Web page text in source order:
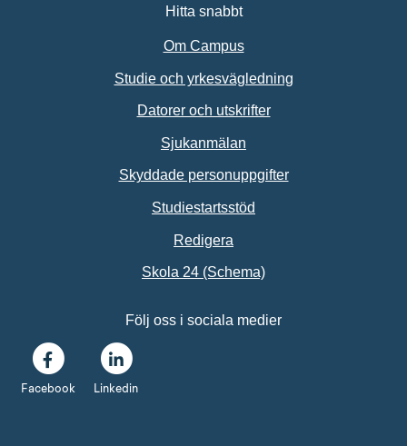
Hitta snabbt
Om Campus
Studie och yrkesvägledning
Datorer och utskrifter
Sjukanmälan
Skyddade personuppgifter
Studiestartsstöd
Redigera
Skola 24 (Schema)Länk till annan
Följ oss i sociala medier
Facebook Linkedin